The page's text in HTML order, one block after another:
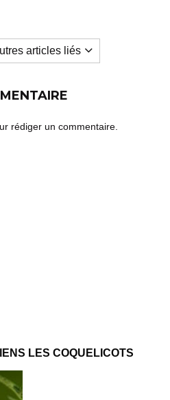
articles liés
rédiger un commentaire.
LES COQUELICOTS